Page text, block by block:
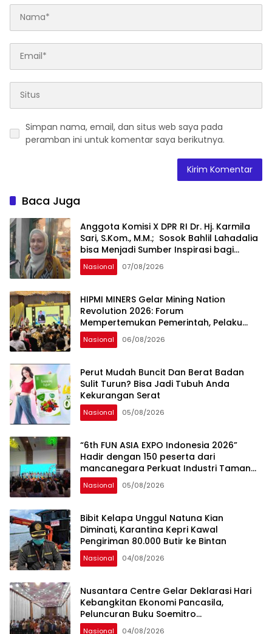
Simpan nama, email, dan situs web saya pada
peramban ini untuk komentar saya berikutnya.
Baca Juga
Anggota Komisi X DPR RI Dr. Hj. Karmila
Sari, S.Kom., M.M.; Sosok Bahlil Lahadalia
bisa Menjadi Sumber Inspirasi bagi
Generasi Muda, Pelaku Usaha,
Pemerintah, maupun Pemangku
sama Memberikan Kontribusi bagi
Pembangunan Nasional.
Nasional 07/08/2026
HIPMI MINERS Gelar Mining Nation
Revolution 2026: Forum
Mempertemukan Pemerintah, Pelaku
Industri, Investor, Akademisi, dan
Pengusaha dalam Mendukung
Nasional 06/08/2026
Perut Mudah Buncit Dan Berat Badan
Sulit Turun? Bisa Jadi Tubuh Anda
Kekurangan Serat
Nasional 05/08/2026
“6th FUN ASIA EXPO Indonesia 2026”
Hadir dengan 150 peserta dari
mancanegara Perkuat Industri Taman
Rekreasi dan Ekosistem Pariwisata di
Tanah Air
Nasional 05/08/2026
Bibit Kelapa Unggul Natuna Kian
Diminati, Karantina Kepri Kawal
Pengiriman 80.000 Butir ke Bintan
Nasional 04/08/2026
Nusantara Centre Gelar Deklarasi Hari
Kebangkitan Ekonomi Pancasila,
Peluncuran Buku Soemitro
Djojohadikusumo Anti Penjajahan
Nasional 04/08/2026